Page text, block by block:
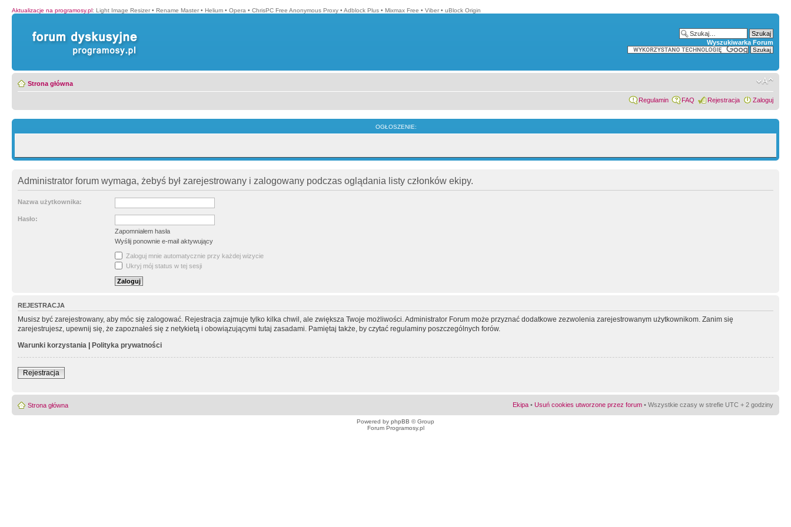
Aktualizacje na programosy.pl: Light Image Resizer • Rename Master • Helium • Opera • ChrisPC Free Anonymous Proxy • Adblock Plus • Mixmax Free • Viber • uBlock Origin
Wyszukiwarka Forum
Strona główna
Regulamin FAQ Rejestracja Zaloguj
OGŁOSZENIE:
Administrator forum wymaga, żebyś był zarejestrowany i zalogowany podczas oglądania listy członków ekipy.
Nazwa użytkownika:
Hasło:
Zapomniałem hasła
Wyślij ponownie e-mail aktywujący
Zaloguj mnie automatycznie przy każdej wizycie
Ukryj mój status w tej sesji
REJESTRACJA
Musisz być zarejestrowany, aby móc się zalogować. Rejestracja zajmuje tylko kilka chwil, ale zwiększa Twoje możliwości. Administrator Forum może przyznać dodatkowe zezwolenia zarejestrowanym użytkownikom. Zanim się
zarejestrujesz, upewnij się, że zapoznałeś się z netykietą i obowiązującymi tutaj zasadami. Pamiętaj także, by czytać regulaminy poszczególnych forów.
Warunki korzystania | Polityka prywatności
Rejestracja
Strona główna Ekipa • Usuń cookies utworzone przez forum • Wszystkie czasy w strefie UTC + 2 godziny
Powered by phpBB © Group
Forum Programosy.pl